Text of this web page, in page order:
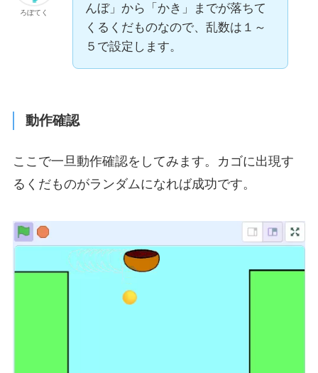
ろぼてく
んぼ」から「かき」までが落ちて
くるくだものなので、乱数は１～
５で設定します。
動作確認
ここで一旦動作確認をしてみます。カゴに出現す
るくだものがランダムになれば成功です。